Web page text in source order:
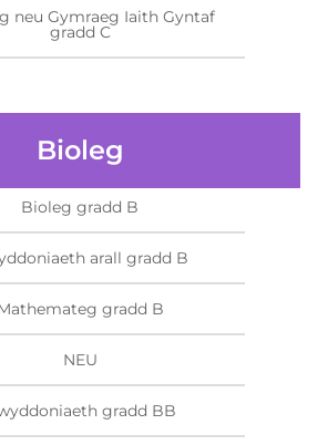
neu Gymraeg Iaith Gyntaf
gradd C
Bioleg
Bioleg gradd B
arall gradd B
gradd B
NEU
gradd BB